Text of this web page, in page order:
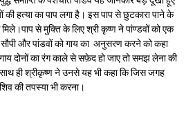
की हत्या का पाप लगा है। इस पाप से छुटकारा पाने के
से मुक्ति के लिए श्री कृष्ण ने पांण्डवों को एक
और पांडवों को गाय का अनुसरण करने को कहा
दोनों का रंग काले से सफ़ेद हो जाए तो समझ लेना की
ही श्रीकृष्ण ने उनसे यह भी कहा कि जिस जगह
की तपस्या भी करना।